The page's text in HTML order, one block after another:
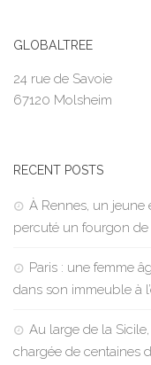
GLOBALTREE
24 rue de Savoie
67120 Molsheim
RECENT POSTS
À Rennes, un jeune
percuté un fourgon de
Paris : une femme
dans son immeuble à
Au large de la
chargée de centaines